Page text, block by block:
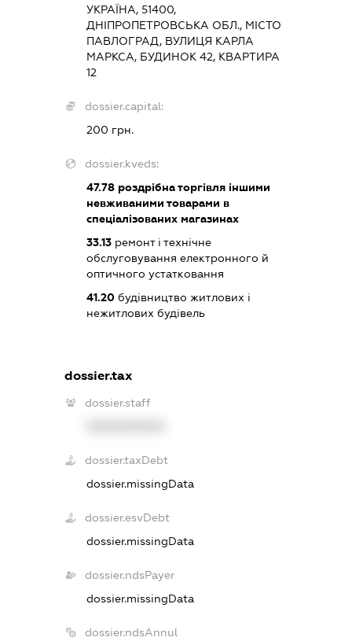
УКРАЇНА, 51400,
ДНІПРОПЕТРОВСЬКА ОБЛ., МІСТО
ПАВЛОГРАД, ВУЛИЦЯ КАРЛА
МАРКСА, БУДИНОК 42, КВАРТИРА
12
dossier.capital:
200 грн.
dossier.kveds:
47.78 роздрібна торгівля іншими
невживаними товарами в
спеціалізованих магазинах
33.13 ремонт і технічне
обслуговування електронного й
оптичного устатковання
41.20 будівництво житлових і
нежитлових будівель
dossier.tax
dossier.staff
dossier.taxDebt
dossier.missingData
dossier.esvDebt
dossier.missingData
dossier.ndsPayer
dossier.missingData
dossier.ndsAnnul